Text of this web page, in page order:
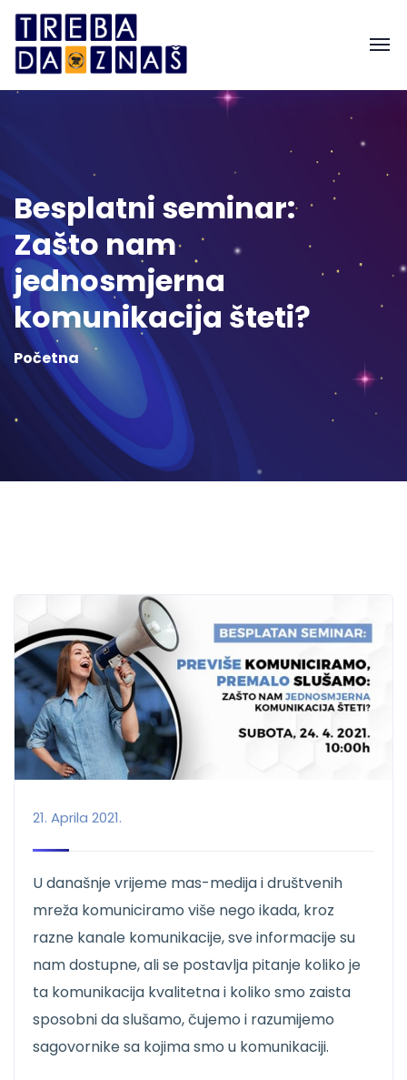
Besplatni seminar:
Zašto nam
jednosmjerna
komunikacija šteti?
Početna
21. Aprila 2021.
U današnje vrijeme mas-medija i društvenih
mreža komuniciramo više nego ikada, kroz
razne kanale komunikacije, sve informacije su
nam dostupne, ali se postavlja pitanje koliko je
ta komunikacija kvalitetna i koliko smo zaista
sposobni da slušamo, čujemo i razumijemo
sagovornike sa kojima smo u komunikaciji.